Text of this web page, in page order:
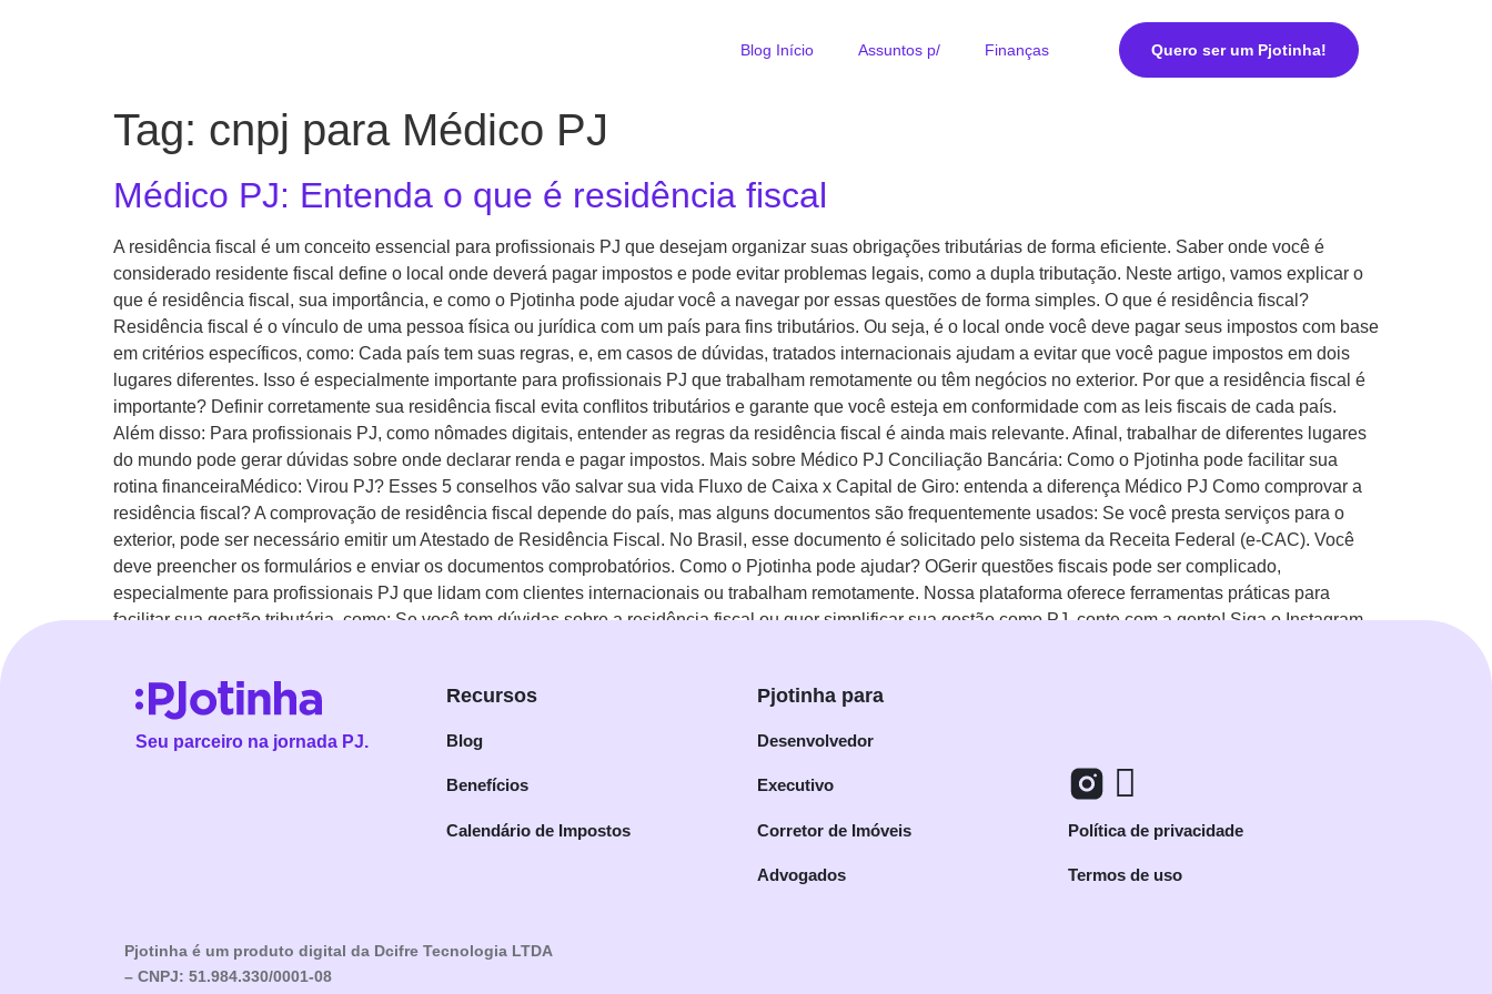
Blog Início Assuntos p/ Finanças Quero ser um Pjotinha!
Tag: cnpj para Médico PJ
Médico PJ: Entenda o que é residência fiscal
A residência fiscal é um conceito essencial para profissionais PJ que desejam organizar suas obrigações tributárias de forma eficiente. Saber onde você é
considerado residente fiscal define o local onde deverá pagar impostos e pode evitar problemas legais, como a dupla tributação. Neste artigo, vamos explicar o
que é residência fiscal, sua importância, e como o Pjotinha pode ajudar você a navegar por essas questões de forma simples. O que é residência fiscal?
Residência fiscal é o vínculo de uma pessoa física ou jurídica com um país para fins tributários. Ou seja, é o local onde você deve pagar seus impostos com base
em critérios específicos, como: Cada país tem suas regras, e, em casos de dúvidas, tratados internacionais ajudam a evitar que você pague impostos em dois
lugares diferentes. Isso é especialmente importante para profissionais PJ que trabalham remotamente ou têm negócios no exterior. Por que a residência fiscal é
importante? Definir corretamente sua residência fiscal evita conflitos tributários e garante que você esteja em conformidade com as leis fiscais de cada país.
Além disso: Para profissionais PJ, como nômades digitais, entender as regras da residência fiscal é ainda mais relevante. Afinal, trabalhar de diferentes lugares
do mundo pode gerar dúvidas sobre onde declarar renda e pagar impostos. Mais sobre Médico PJ Conciliação Bancária: Como o Pjotinha pode facilitar sua
rotina financeiraMédico: Virou PJ? Esses 5 conselhos vão salvar sua vida Fluxo de Caixa x Capital de Giro: entenda a diferença Médico PJ Como comprovar a
residência fiscal? A comprovação de residência fiscal depende do país, mas alguns documentos são frequentemente usados: Se você presta serviços para o
exterior, pode ser necessário emitir um Atestado de Residência Fiscal. No Brasil, esse documento é solicitado pelo sistema da Receita Federal (e-CAC). Você
deve preencher os formulários e enviar os documentos comprobatórios. Como o Pjotinha pode ajudar? OGerir questões fiscais pode ser complicado,
especialmente para profissionais PJ que lidam com clientes internacionais ou trabalham remotamente. Nossa plataforma oferece ferramentas práticas para
facilitar sua gestão tributária, como: Se você tem dúvidas sobre a residência fiscal ou quer simplificar sua gestão como PJ, conte com a gente! Siga o Instagram
Seu parceiro na jornada PJ.
Recursos
Blog
Benefícios
Calendário de Impostos
Pjotinha para
Desenvolvedor
Executivo
Corretor de Imóveis
Advogados
Política de privacidade
Termos de uso
Pjotinha é um produto digital da Dcifre Tecnologia LTDA
– CNPJ: 51.984.330/0001-08